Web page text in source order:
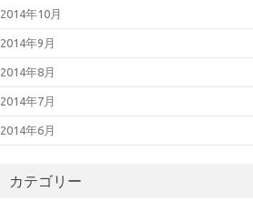
2014年10月
2014年9月
2014年8月
2014年7月
2014年6月
カテゴリー